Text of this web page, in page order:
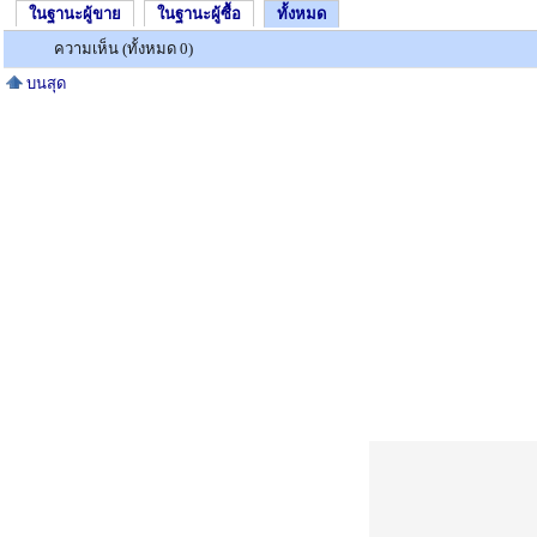
ในฐานะผู้ขาย ในฐานะผู้ซื้อ
ทั้งหมด
ความเห็น (ทั้งหมด 0)
บนสุด